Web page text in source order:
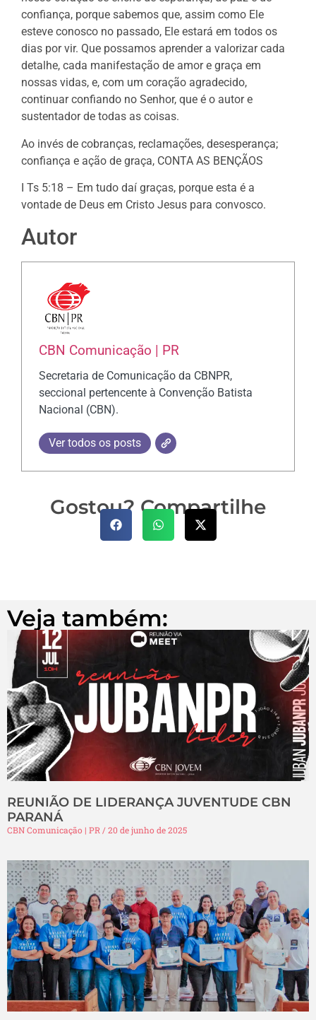
confiança, porque sabemos que, assim como Ele
esteve conosco no passado, Ele estará em todos os
dias por vir. Que possamos aprender a valorizar cada
detalhe, cada manifestação de amor e graça em
nossas vidas, e, com um coração agradecido,
continuar confiando no Senhor, que é o autor e
sustentador de todas as coisas.
Ao invés de cobranças, reclamações, desesperança;
confiança e ação de graça, CONTA AS BENÇÃOS
I Ts 5:18 – Em tudo daí graças, porque esta é a
vontade de Deus em Cristo Jesus para convosco.
Autor
CBN Comunicação | PR
Secretaria de Comunicação da CBNPR,
seccional pertencente à Convenção Batista
Nacional (CBN).
Ver todos os posts
Gostou? Compartilhe
Veja também:
REUNIÃO DE LIDERANÇA JUVENTUDE CBN
PARANÁ
CBN Comunicação | PR 20 de junho de 2025